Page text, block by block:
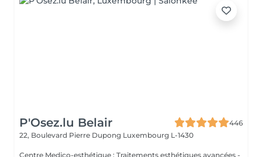
P'Osez.lu Belair
446
22, Boulevard Pierre Dupong Luxembourg L-1430
Centre Medico-esthétique : Traitements esthétiques avancées -